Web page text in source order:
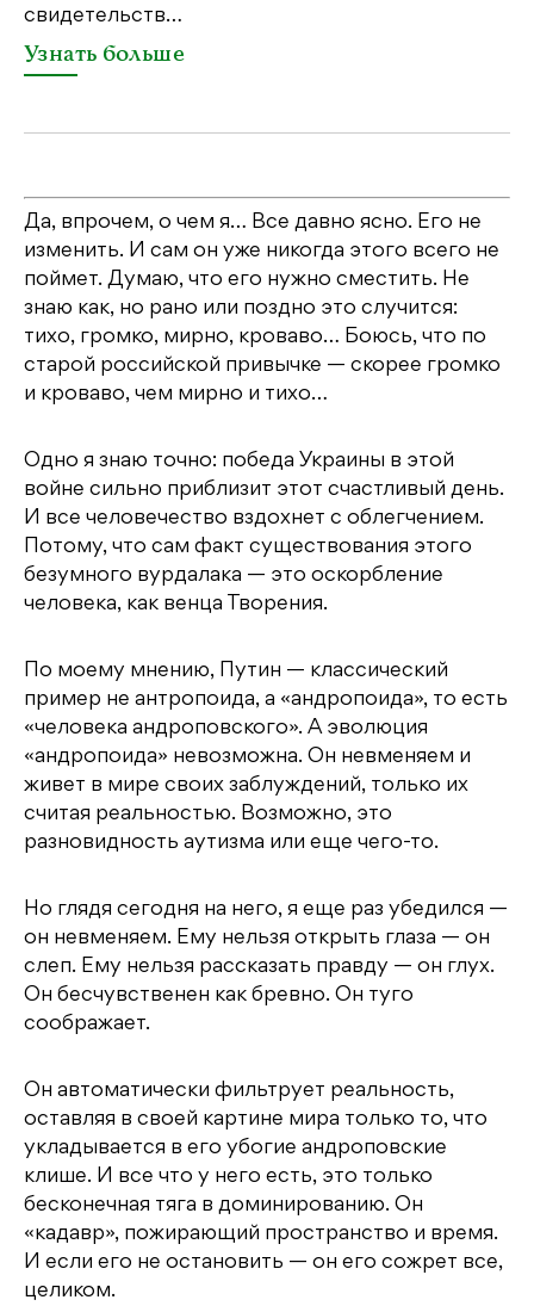
свидетельств…
Узнать больше
Да, впрочем, о чем я… Все давно ясно. Его не
изменить. И сам он уже никогда этого всего не
поймет. Думаю, что его нужно сместить. Не
знаю как, но рано или поздно это случится:
тихо, громко, мирно, кроваво… Боюсь, что по
старой российской привычке — скорее громко
и кроваво, чем мирно и тихо…
Одно я знаю точно: победа Украины в этой
войне сильно приблизит этот счастливый день.
И все человечество вздохнет с облегчением.
Потому, что сам факт существования этого
безумного вурдалака — это оскорбление
человека, как венца Творения.
По моему мнению, Путин — классический
пример не антропоида, а «андропоида», то есть
«человека андроповского». А эволюция
«андропоида» невозможна. Он невменяем и
живет в мире своих заблуждений, только их
считая реальностью. Возможно, это
разновидность аутизма или еще чего-то.
Но глядя сегодня на него, я еще раз убедился —
он невменяем. Ему нельзя открыть глаза — он
слеп. Ему нельзя рассказать правду — он глух.
Он бесчувственен как бревно. Он туго
соображает.
Он автоматически фильтрует реальность,
оставляя в своей картине мира только то, что
укладывается в его убогие андроповские
клише. И все что у него есть, это только
бесконечная тяга в доминированию. Он
«кадавр», пожирающий пространство и время.
И если его не остановить — он его сожрет все,
целиком.